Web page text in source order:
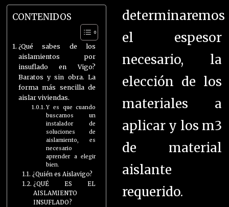
CONTENIDOS
¿Qué sabes de los
aislamientos por
insuflado en Vigo?
Baratos y sin obra. La
forma más sencilla de
aislar viviendas.
Y es que cuando
buscamos un
instalador de
soluciones de
aislamiento, es
necesario
aprender a elegir
bien.
¿Quién es Aislavigo?
¿QUÉ ES EL
AISLAMIENTO
INSUFLADO?
determinaremos
el espesor
necesario, la
elección de los
materiales a
aplicar y los m3
de material
aislante
requerido.